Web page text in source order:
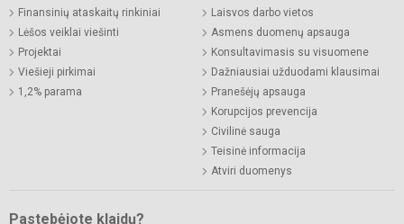
Finansinių ataskaitų rinkiniai
Lėšos veiklai viešinti
Projektai
Viešieji pirkimai
1,2% parama
Laisvos darbo vietos
Asmens duomenų apsauga
Konsultavimasis su visuomene
Dažniausiai užduodami klausimai
Pranešėjų apsauga
Korupcijos prevencija
Civilinė sauga
Teisinė informacija
Atviri duomenys
Pastebėjote klaidų?